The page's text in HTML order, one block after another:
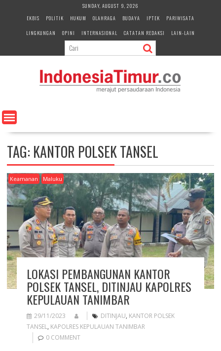
e
n
SUNDAY, AUGUST 9, 2026
EKBIS
POLITIK HUKUM OLAHRAGA BUDAYA IPTEK
PARIWISATA
LINGKUNGAN
OPINI INTERNASIONAL CATATAN REDAKSI LAIN-LAIN
TAG: KANTOR POLSEK TANSEL
Keamanan Maluku
LOKASI PEMBANGUNAN KANTOR
POLSEK TANSEL, DITINJAU KAPOLRES
KEPULAUAN TANIMBAR
29/11/2023 DITINJAU, KANTOR POLSEK
TANSEL, KAPOLRES KEPULAUAN TANIMBAR
0 COMMENT